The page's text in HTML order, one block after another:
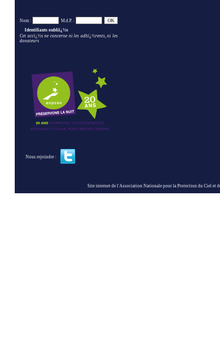
Nom :
M.d.P. :
Identifiants oubliï¿½s
Cet accï¿½s ne concerne ni les adhï¿½rents, ni les
donateurs
Nous rejoindre :
Site internet de l'Association Nationale pour la Protection du Ciel et de